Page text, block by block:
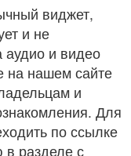
виджет,
и не
аудио и видео
на нашем сайте
и
Для
по ссылке
в разделе с